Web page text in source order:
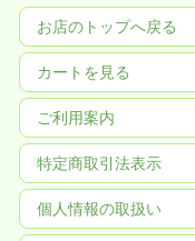
お店のトップへ戻る
カートを見る
ご利用案内
特定商取引法表示
個人情報の取扱い